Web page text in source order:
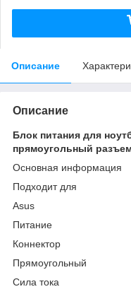
Описание
Описание
Блок питания для
прямоугольный
Основная информация
Подходит для
Asus
Питание
Коннектор
Прямоугольный
Сила тока